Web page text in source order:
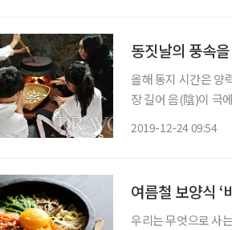
동짓날의 풍속
올해 동지 시간은 양
장 길어 음(陰)이 극
2019-12-24 09:54
여름철 보양식 ‘
우리는 무엇으로 사